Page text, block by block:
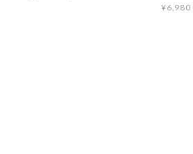
¥6,980